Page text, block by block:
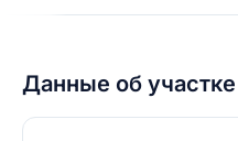
Данные об участке